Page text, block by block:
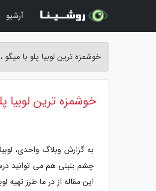
خوشمزه ترین لوبیا پلو با
خوشمزه ترین
به گزارش وبلاگ واحدی،
چشم بلبلی هم می توانید
این مقاله از در ما طرز تهیه
آرشیو